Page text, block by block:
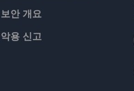
보안 개요
악용 신고